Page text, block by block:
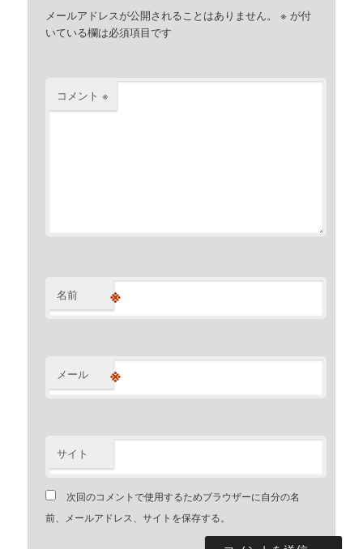
メールアドレスが公開されることはありません。 ※ が付
いている欄は必須項目です
コメント※
名前 ※
メール ※
サイト
次回のコメントで使用するためブラウザーに自分の名
前、メールアドレス、サイトを保存する。